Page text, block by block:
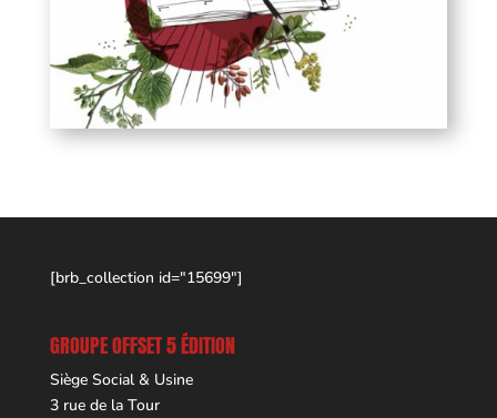
[brb_collection id="15699"]
GROUPE OFFSET 5 ÉDITION
Siège Social & Usine
3 rue de la Tour